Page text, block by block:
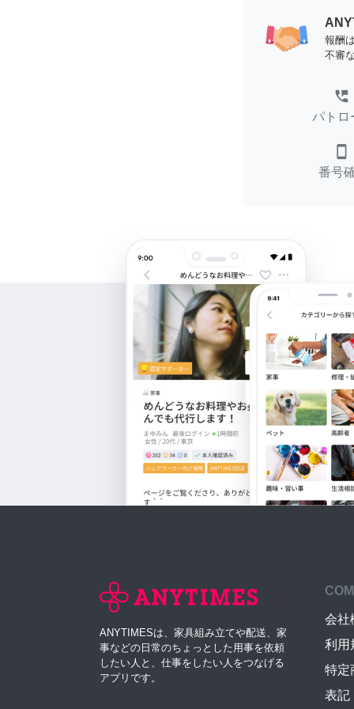
報酬
不審
perm_phone_msg
パトロ
smartphone
番号
ANYTIMESは、家具組み立てや配送、家
事などの日常のちょっとした用事を依頼
したい人と、仕事をしたい人をつなげる
アプリです。
会社
利用
特定
表記